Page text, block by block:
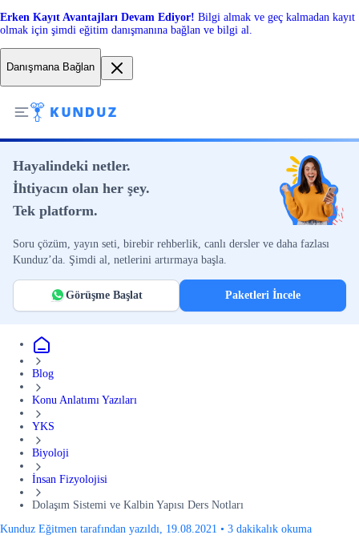
Erken Kayıt Avantajları Devam Ediyor! Bilgi almak ve geç kalmadan kayıt
olmak için şimdi eğitim danışmanına bağlan ve bilgi al.
Danışmana Bağlan
Hayalindeki netler.
İhtiyacın olan her şey.
Tek platform.
Soru çözüm, yayın seti, birebir rehberlik, canlı dersler ve daha fazlası
Kunduz’da. Şimdi al, netlerini artırmaya başla.
Görüşme Başlat Paketleri İncele
Blog
Konu Anlatımı Yazıları
YKS
Biyoloji
İnsan Fizyolojisi
Dolaşım Sistemi ve Kalbin Yapısı Ders Notları
Kunduz Eğitmen tarafından yazıldı, 19.08.2021 • 3 dakikalık okuma